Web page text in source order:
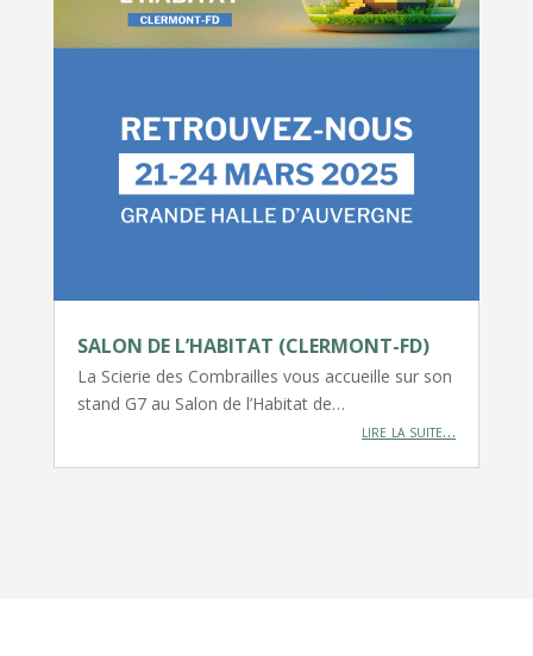
SALON DE L’HABITAT (CLERMONT-FD)
La Scierie des Combrailles vous accueille sur son
stand G7 au Salon de l’Habitat de…
lire la suite…